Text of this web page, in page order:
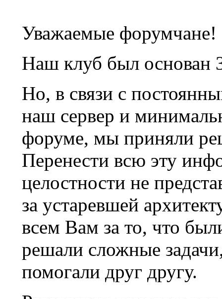
Уважаемые форумчане!
Наш клуб был основан
Но, в связи с
наш сервер и
форуме, мы приняли
Перенести всю эту
целостности не
за устаревшей
всем Вам за то, что
решали сложные
помогали друг другу.